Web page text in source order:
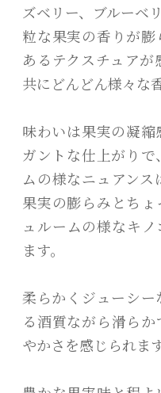
ズベリー、ブルーベ
粒な果実の香りが
あるテクスチュア
共にどんどん様々な
味わいは果実の凝
ガントな仕上がり
ムの様なニュアン
果実の膨らみとち
ュルームの様なキ
ます。
柔らかくジューシ
る酒質ながら滑ら
やかさを感じられます